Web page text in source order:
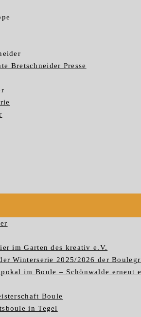
Bretschneider Presse
im Garten des kreativ e.V.
Winterserie 2025/2026 der
im Boule – Schönwalde erneut
Boule
in Tegel